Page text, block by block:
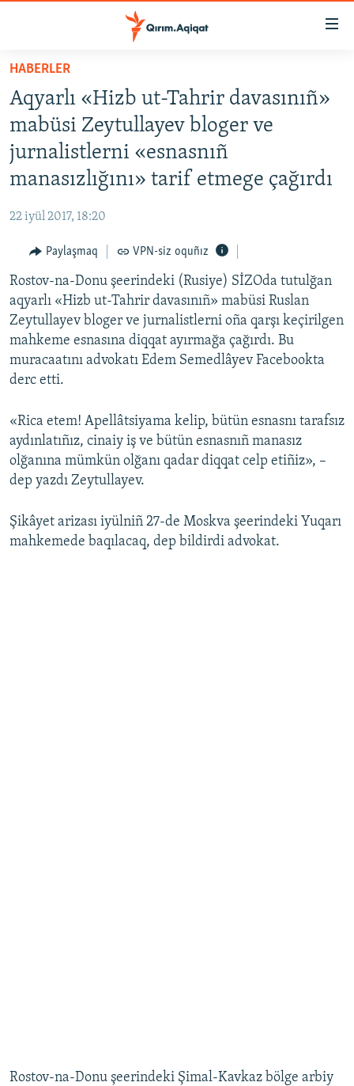
Esas
qaytmaq
Baş
navigatsiyağa
qaytmaq
Qıdıruvğa
HABERLER
SİYASET
İQTİSADİYAT
İNSAN AQLARI
VİDEO
SÜRET
BLOGLAR
FİKİR
Русский
Українською
QOŞULIÑIZ!
RFE/RS bütün saytları
HABERLER
Aqyarlı «Hizb ut-Tahrir davasınıñ»
mabüsi Zeytullayev bloger ve
jurnalistlerni «esnasnıñ
manasızlığını» tarif etmege çağırdı
22 iyül 2017, 18:20
Paylaşmaq VPN-siz oquñız
Rostov-na-Donu şeerindeki (Rusiye) SİZOda tutulğan
aqyarlı «Hizb ut-Tahrir davasınıñ» mabüsi Ruslan
Zeytullayev bloger ve jurnalistlerni oña qarşı keçirilgen
mahkeme esnasına diqqat ayırmağa çağırdı. Bu
muracaatını advokatı Edem Semedlâyev Facebookta
derc etti.
«Rica etem! Apellâtsiyama kelip, bütün esnasnı tarafsız
aydınlatıñız, cinaiy iş ve bütün esnasnıñ manasız
olğanına mümkün olğanı qadar diqqat celp etiñiz», –
dep yazdı Zeytullayev.
Şikâyet arizası iyülniñ 27-de Moskva şeerindeki Yuqarı
mahkemede baqılacaq, dep bildirdi advokat.
Rostov-na-Donu şeerindeki Şimal-Kavkaz bölge arbiy